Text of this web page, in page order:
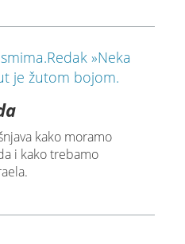
kako moramo
i kako trebamo